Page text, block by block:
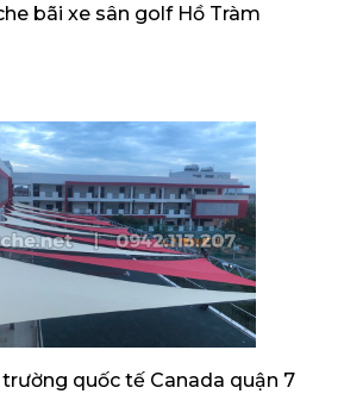
bãi xe sân golf Hồ Tràm
quốc tế Canada quận 7